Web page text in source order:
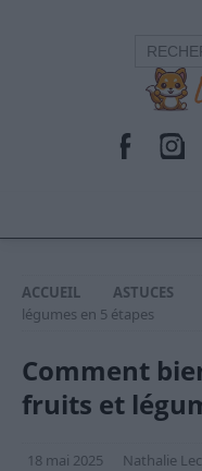
ACCUEIL ASTUCES
légumes en 5 étapes
Comment
fruits et
18 mai 2025 Nathalie